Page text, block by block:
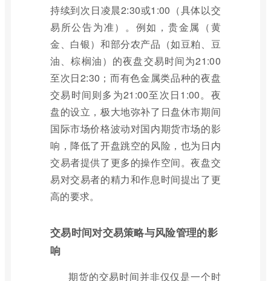
持续到次日凌晨2:30或1:00（具体以交
易所公告为准）。例如，贵金属（黄
金、白银）和部分农产品（如豆粕、豆
油、棕榈油）的夜盘交易时间为21:00
至次日2:30；而有色金属类品种的夜盘
交易时间则多为21:00至次日1:00。夜
盘的设立，极大地弥补了日盘休市期间
国际市场价格波动对国内期货市场的影
响，降低了开盘跳空的风险，也为日内
交易者提供了更多的操作空间。夜盘交
易对交易者的精力和作息时间提出了更
高的要求。
交易时间对交易策略与风险管理的影
响
期货的交易时间并非仅仅是一个时